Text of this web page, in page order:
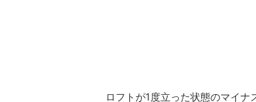
ロフトが1度立った状態のマイナ